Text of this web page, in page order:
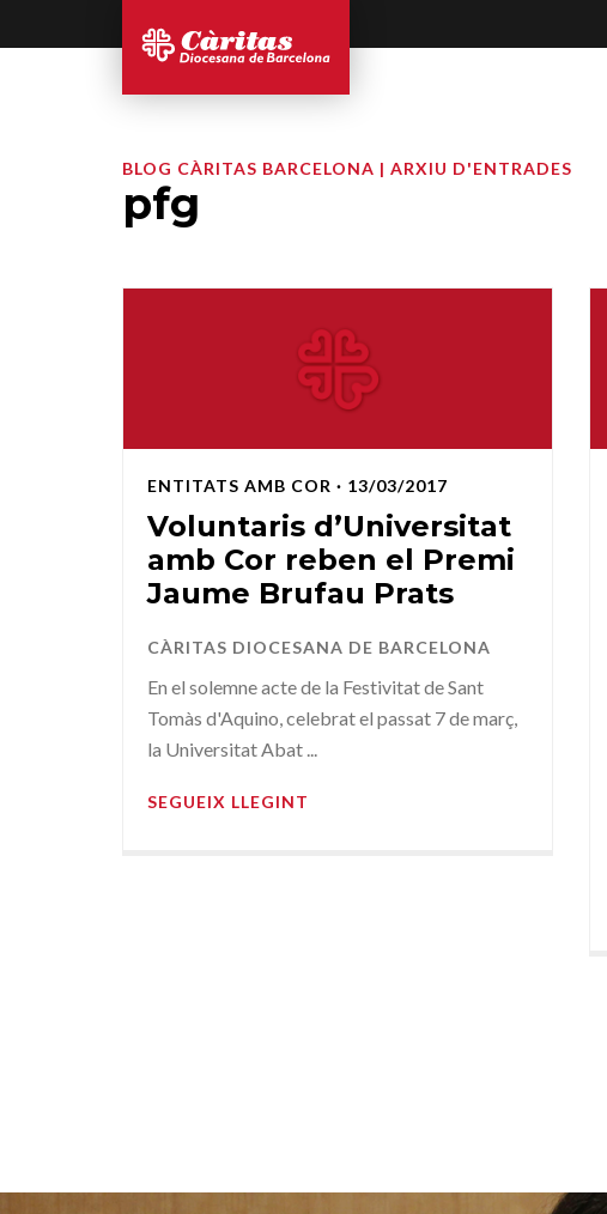
BLOG CÀRITAS BARCELONA | ARXIU D'ENTRADES
pfg
ENTITATS AMB COR · 13/03/2017
Voluntaris d’Universitat
amb Cor reben el Premi
Jaume Brufau Prats
CÀRITAS DIOCESANA DE BARCELONA
En el solemne acte de la Festivitat de Sant
Tomàs d'Aquino, celebrat el passat 7 de març,
la Universitat Abat ...
SEGUEIX LLEGINT